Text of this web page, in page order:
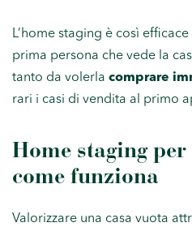
L’home staging è così
prima persona che vede la
tanto da volerla comprare
rari i casi di vendita al primo
Home staging per
come funziona
Valorizzare una casa vuota